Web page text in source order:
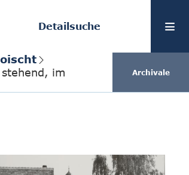
Detailsuche
im
Archivale